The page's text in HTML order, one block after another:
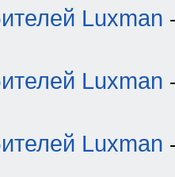
Luxman
Luxman
Luxman